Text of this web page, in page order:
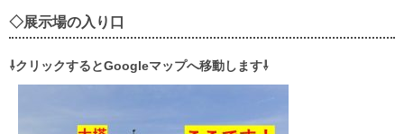
◇展示場の入り口
⇩クリックするとGoogleマップへ移動します⇩